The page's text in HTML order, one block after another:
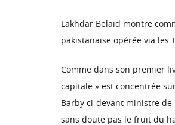
Lakhdar Belaïd montre
pakistanaise opérée via les
Comme dans son premier
capitale » est concentrée
Barby ci-devant ministre
sans doute pas le fruit du